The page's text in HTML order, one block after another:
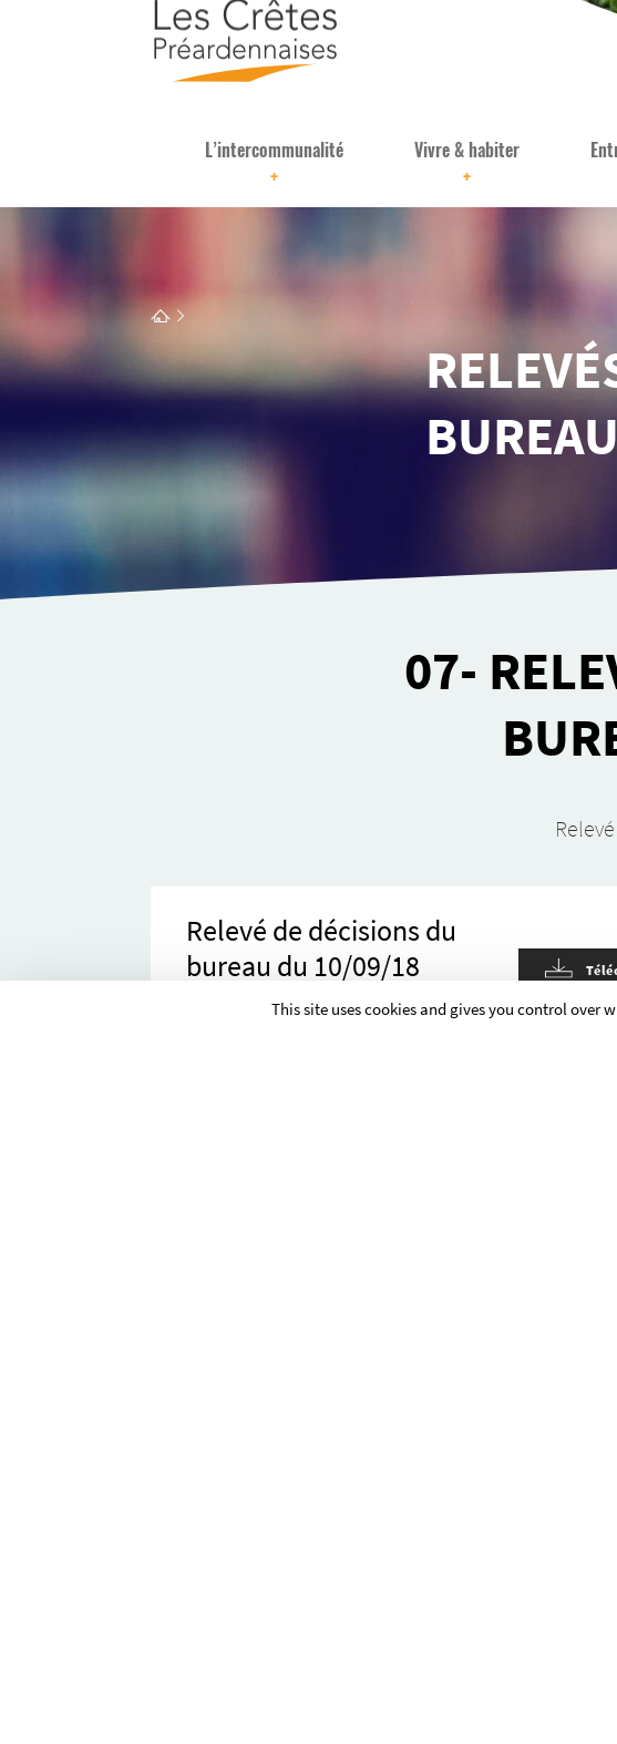
+
L’intercommunalité
+
Vivre & habiter
07-
Relevé de décisions du
bureau du 10/09/18
This site uses cookies and gives you control over